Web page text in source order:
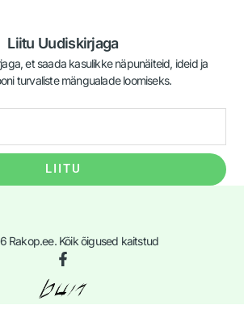
Liitu Uudiskirjaga
et saada kasulikke näpunäiteid, ideid ja
turvaliste mängualade loomiseks.
LIITU
Rakop.ee. Kõik õigused kaitstud
F
a
c
e